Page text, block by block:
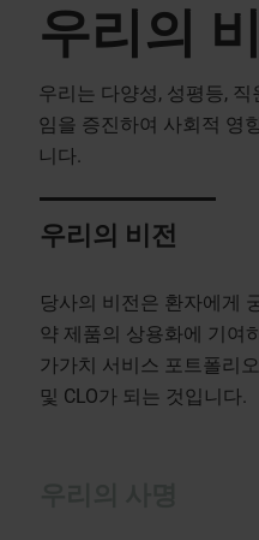
우리의
우리는 다양성, 성평등,
임을 증진하여 사회적 영
니다.
우리의 비전
당사의 비전은 환자에게
약 제품의 상용화에 기여
가가치 서비스 포트폴리
및 CLO가 되는 것입니다.